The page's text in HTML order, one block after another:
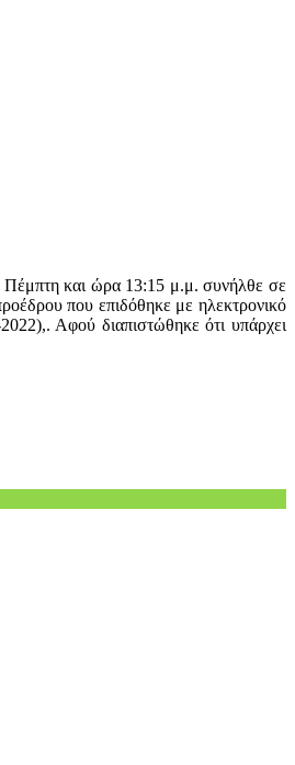
Πέμπτη και ώρα 13:15 μ.μ. συνήλθε σε
που επιδόθηκε με ηλεκτρονικό
Αφού διαπιστώθηκε ότι υπάρχει